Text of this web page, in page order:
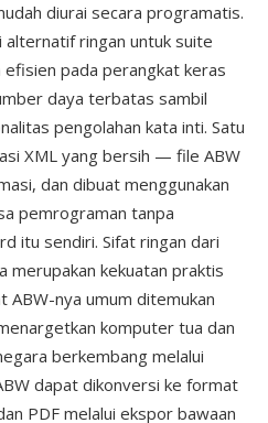
diurai secara programatis.
alternatif ringan untuk suite
pada perangkat keras
daya terbatas sambil
pengolahan kata inti. Satu
XML yang bersih — file ABW
dan dibuat menggunakan
pemrograman tanpa
itu sendiri. Sifat ringan dari
merupakan kekuatan praktis
ABW-nya umum ditemukan
komputer tua dan
berkembang melalui
dapat dikonversi ke format
PDF melalui ekspor bawaan